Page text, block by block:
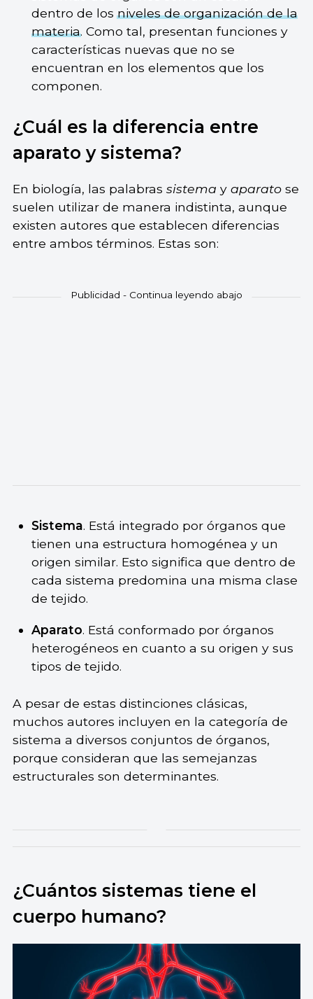
dentro de losniveles de organización de la
materia. Como tal, presentan funciones y
características nuevas que no se
encuentran en los elementos que los
componen.
¿Cuál es la diferencia entre
aparato y sistema?
En biología, las palabras sistema y aparatose
suelen utilizar de manera indistinta, aunque
existen autores que establecen diferencias
entre ambos términos. Estas son:
Sistema. Está integrado por órganos que
tienen una estructura homogénea y un
origen similar. Esto significa que dentro de
cada sistema predomina una misma clase
de tejido.
Aparato. Está conformado por órganos
heterogéneos en cuanto a su origen y sus
tipos de tejido.
A pesar de estas distinciones clásicas,
muchos autores incluyen en la categoría de
sistema a diversos conjuntos de órganos,
porque consideran que las semejanzas
estructurales son determinantes.
¿Cuántos sistemas tiene el
cuerpo humano?